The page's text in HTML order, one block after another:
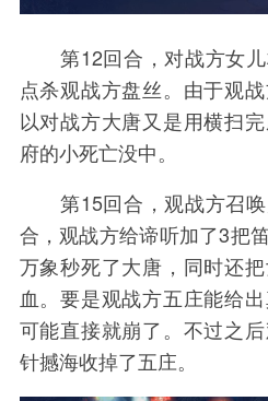
第12回合，对战方女儿
点杀观战方盘丝。由于观
以对战方大唐又是用横扫
府的小死亡没中。
第15回合，观战方召唤
合，观战方给谛听加了3把
万象秒死了大唐，同时还
血。要是观战方五庄能给
可能直接就崩了。不过之
针撼海收掉了五庄。